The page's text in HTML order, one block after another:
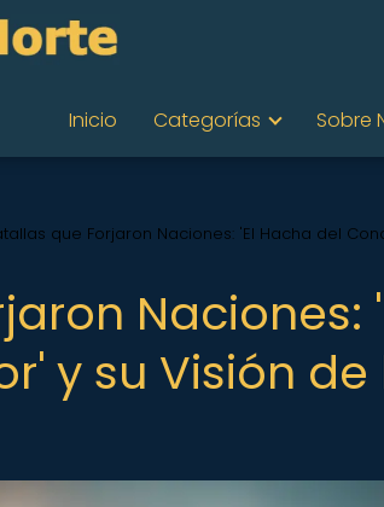
Inicio Categorías Sobre
que Forjaron Naciones: 'El Hacha del
Naciones:
y su Visión de